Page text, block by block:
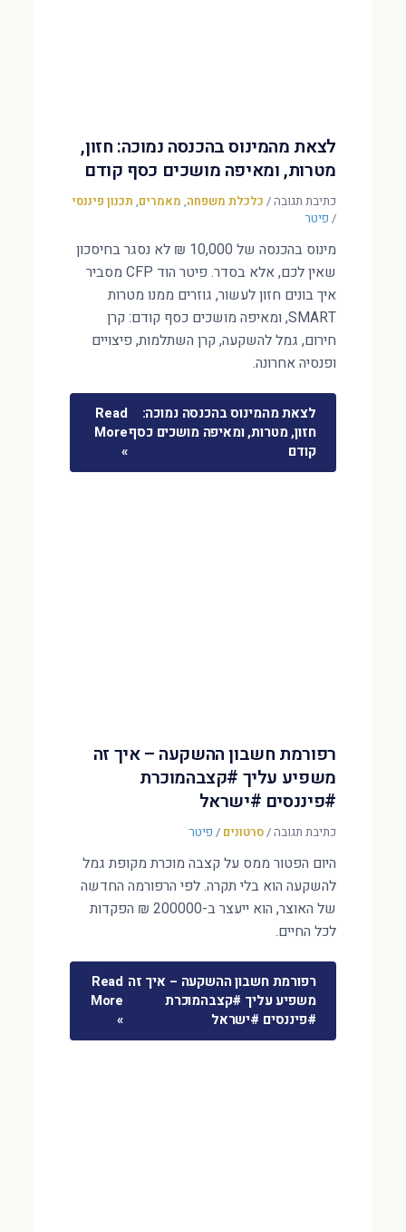
לצאת מהמינוס בהכנסה נמוכה: חזון,
מטרות, ומאיפה מושכים כסף קודם
כתיבת תגובה/ כלכלת משפחה, מאמרים, תכנון פיננסי
/ פיטר
מינוס בהכנסה של 10,000 ₪ לא נסגר בחיסכון
שאין לכם, אלא בסדר. פיטר הוד CFP מסביר
איך בונים חזון לעשור, גוזרים ממנו מטרות
SMART, ומאיפה מושכים כסף קודם: קרן
חירום, גמל להשקעה, קרן השתלמות, פיצויים
ופנסיה אחרונה.
לצאת מהמינוס בהכנסה נמוכה:
חזון, מטרות, ומאיפה מושכים כסף
קודם
Read
More
»
רפורמת חשבון ההשקעה – איך זה
משפיע עליך #קצבהמוכרת
#פיננסים #ישראל
כתיבת תגובה/סרטונים / פיטר
היום הפטור ממס על קצבה מוכרת מקופת גמל
להשקעה הוא בלי תקרה. לפי הרפורמה החדשה
של האוצר, הוא ייעצר ב-200000 ₪ הפקדות
לכל החיים.
רפורמת חשבון ההשקעה – איך זה
משפיע עליך #קצבהמוכרת
#פיננסים #ישראל
Read
More
»